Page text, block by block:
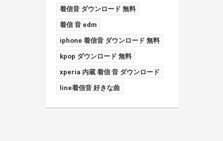
着信音 ダウンロード 無料
着信 音 edm
iphone 着信音 ダウンロード 無料
kpop ダウンロード 無料
xperia 内蔵 着信 音 ダウンロード
line着信音 好きな曲